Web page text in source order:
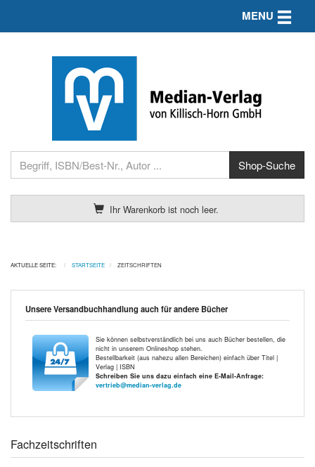
Ihr Warenkorb ist noch leer.
MENU Toggle
AKTUELLE SEITE: STARTSEITE ZEITSCHRIFTEN
Unsere Versandbuchhandlung auch für andere Bücher
Sie können selbstverständlich bei uns auch Bücher bestellen, die
nicht in unserem Onlineshop stehen.
Bestellbarkeit (aus nahezu allen Bereichen) einfach über Titel |
Verlag | ISBN
Schreiben Sie uns dazu einfach eine E-Mail-Anfrage:
vertrieb@median-verlag.de
Fachzeitschriften